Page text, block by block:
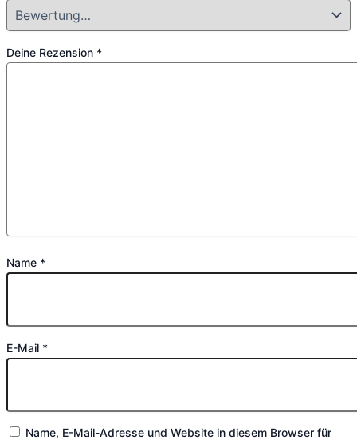
Deine Rezension *
Name *
E-Mail *
Name, E-Mail-Adresse und Website in diesem Browser für